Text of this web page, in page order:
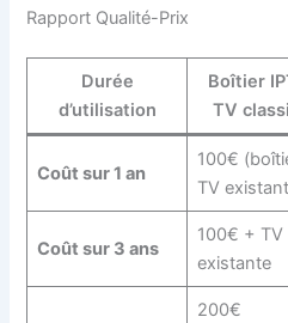
Rapport Qualité-Prix
Durée
d’utilisation
Boîtier
TV
Coût sur 1 an
100€
TV
Coût sur 3 ans
100€ + TV
existante
200€